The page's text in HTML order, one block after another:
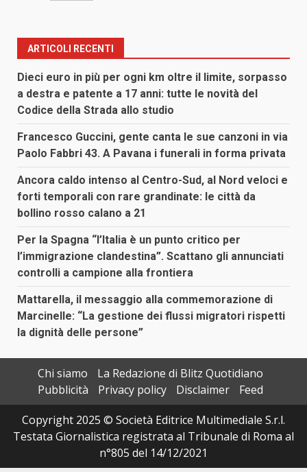
ARTICOLI RECENTI
Dieci euro in più per ogni km oltre il limite, sorpasso
a destra e patente a 17 anni: tutte le novità del
Codice della Strada allo studio
Francesco Guccini, gente canta le sue canzoni in via
Paolo Fabbri 43. A Pavana i funerali in forma privata
Ancora caldo intenso al Centro-Sud, al Nord veloci e
forti temporali con rare grandinate: le città da
bollino rosso calano a 21
Per la Spagna “l’Italia è un punto critico per
l’immigrazione clandestina”. Scattano gli annunciati
controlli a campione alla frontiera
Mattarella, il messaggio alla commemorazione di
Marcinelle: “La gestione dei flussi migratori rispetti
la dignità delle persone”
Chi siamo
La Redazione di Blitz Quotidiano
Pubblicità
Privacy policy Disclaimer
Feed
Copyright 2025 © Società Editrice Multimediale S.r.l.
Testata Giornalistica registrata al Tribunale di Roma al
n°805 del 14/12/2021